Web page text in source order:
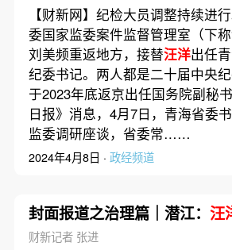
【财新网】纪检大员调整持续进
委国家监委案件监督管理室（下
刘美频重返地方，接替汪洋出任
纪委书记。两人都是二十届中央纪
于2023年底返京出任国务院副秘
日报》消息，4月7日，青海省委
监委调研座谈，省委常……
2024年4月8日 · 政经频道
封面报道之治理篇｜潜江： 汪
财新记者 张进